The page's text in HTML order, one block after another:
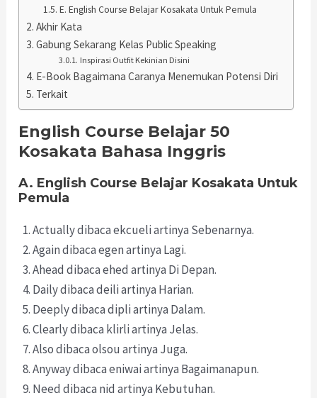
E. English Course Belajar Kosakata Untuk Pemula
Akhir Kata
Gabung Sekarang Kelas Public Speaking
Inspirasi Outfit Kekinian Disini
E-Book Bagaimana Caranya Menemukan Potensi Diri
Terkait
English Course Belajar 50
Kosakata Bahasa Inggris
A. English Course Belajar Kosakata Untuk
Pemula
Actually dibaca ekcueli artinya Sebenarnya.
Again dibaca egen artinya Lagi.
Ahead dibaca ehed artinya Di Depan.
Daily dibaca deili artinya Harian.
Deeply dibaca dipli artinya Dalam.
Clearly dibaca klirli artinya Jelas.
Also dibaca olsou artinya Juga.
Anyway dibaca eniwai artinya Bagaimanapun.
Need dibaca nid artinya Kebutuhan.